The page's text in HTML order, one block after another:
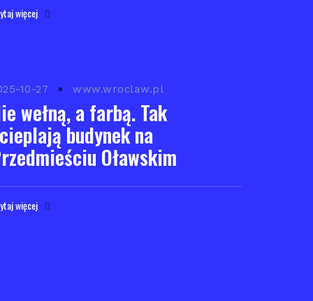
więcej
10-27 www.wroclaw.pl
wełną, a farbą. Tak
budynek na
Oławskim
więcej